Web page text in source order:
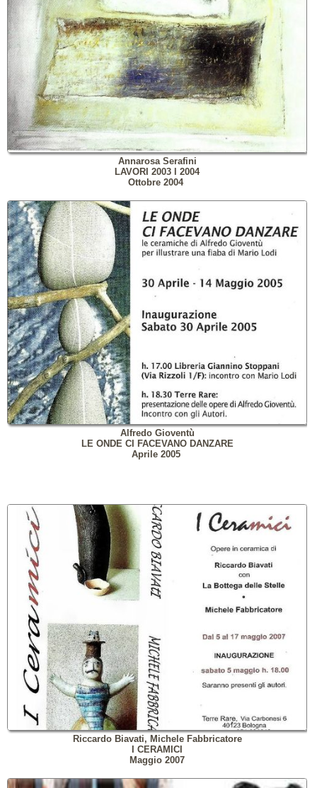
Annarosa Serafini
LAVORI 2003 l 2004
Ottobre 2004
Alfredo Gioventù
LE ONDE CI FACEVANO DANZARE
Aprile 2005
Riccardo Biavati, Michele Fabbricatore
I CERAMICI
Maggio 2007